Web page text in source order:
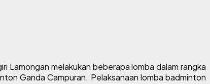
Lamongan melakukan beberapa lomba dalam rangka
Ganda Campuran. Pelaksanaan lomba badminton